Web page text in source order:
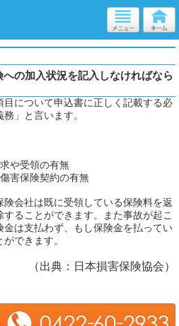
の加入状況を記入しなければなら
について申込書に正しく記載する必
」と言います。
や受領の有無
害保険契約の有無
会社は既に受領している保険料を返
ることができます。また事故が起こ
金は支払わず、もし保険金を払ってい
できます。
（出典：日本損害保険協会）